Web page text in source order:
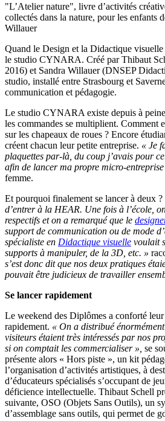
"L’Atelier nature", livre d’activités
collectés dans la nature, pour les enfants
Willauer
Quand le Design et la Didactique visuelle
le studio CYNARA. Créé par Thibaut
2016) et Sandra Willauer (DNSEP
studio, installé entre Strasbourg et
communication et pédagogie.
Le studio CYNARA existe depuis à
les commandes se multiplient. Comment
sur les chapeaux de roues ? Encore
créent chacun leur petite entreprise. « Je
plaquettes par-là, du coup j’avais pour
afin de lancer ma propre micro-entreprise
femme.
Et pourquoi finalement se lancer à deux ?
d’entrer à la HEAR. Une fois à l’école,
respectifs et on a remarqué que le
support de communication ou de mode
spécialiste en Didactique visuelle voulait
supports à manipuler, de la 3D, etc. »
s’est donc dit que nos deux pratiques
pouvait être judicieux de travailler
Se lancer rapidement
Le weekend des Diplômes a conforté
rapidement. « On a distribué
visiteurs étaient très intéressés par nos
si on comptait les commercialiser », se
présente alors « Hors piste », un kit
l’organisation d’activités artistiques, à
d’éducateurs spécialisés s’occupant de
déficience intellectuelle. Thibaut Schell
suivante, OSO (Objets Sans Outils), un
d’assemblage sans outils, qui permet de